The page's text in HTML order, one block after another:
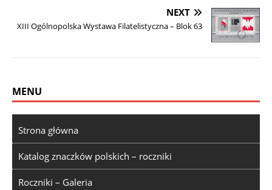
NEXT
XIII Ogólnopolska Wystawa Filatelistyczna – Blok 63
MENU
Strona główna
Katalog znaczków polskich – roczniki
Roczniki – Galeria